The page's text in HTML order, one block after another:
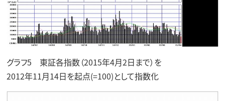
グラフ5 東証各指数（2015年4月2日まで）を
2012年11月14日を起点(=100)として指数化